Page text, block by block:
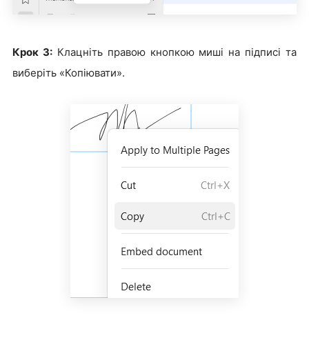
Крок 3:Клацніть правою кнопкою миші на підписі та
виберіть «Копіювати».